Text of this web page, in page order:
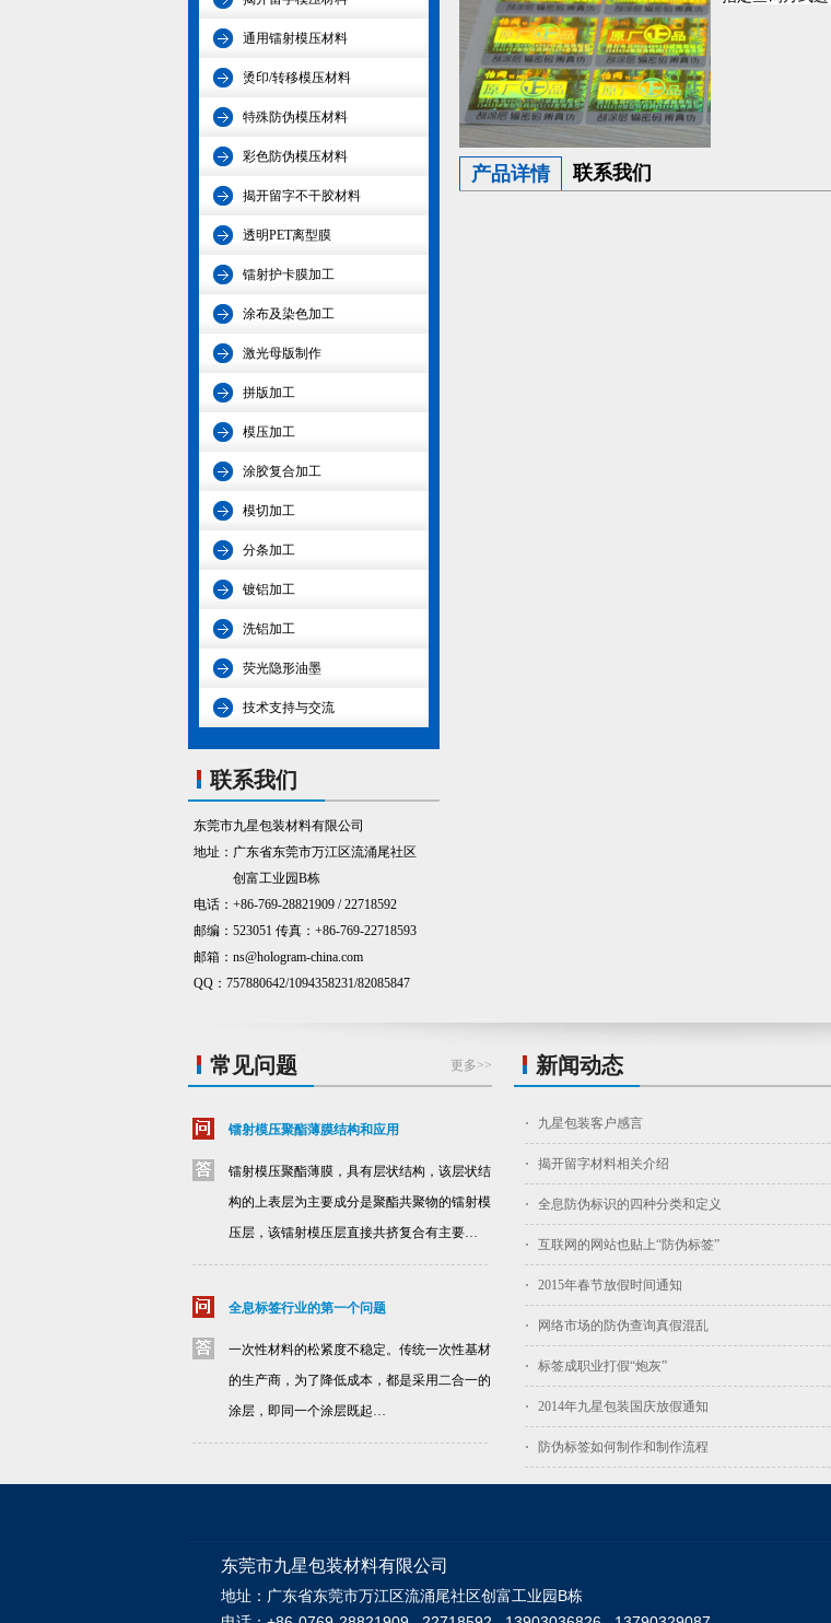
通用镭射模压材料
烫印/转移模压材料
特殊防伪模压材料
彩色防伪模压材料
揭开留字不干胶材料
透明PET离型膜
镭射护卡膜加工
涂布及染色加工
激光母版制作
拼版加工
模压加工
涂胶复合加工
模切加工
分条加工
镀铝加工
洗铝加工
荧光隐形油墨
技术支持与交流
联系我们
东莞市九星包装材料有限公司
地址：广东省东莞市万江区流涌尾社区
创富工业园B栋
电话：+86-769-28821909 / 22718592
邮编：523051 传真：+86-769-22718593
邮箱：ns@hologram-china.com
QQ：757880642/1094358231/82085847
产品详情 联系我们
常见问题 更多>>
镭射模压聚酯薄膜结构和应用
镭射模压聚酯薄膜，具有层状结构，该层状结
构的上表层为主要成分是聚酯共聚物的镭射模
压层，该镭射模压层直接共挤复合有主要…
全息标签行业的第一个问题
一次性材料的松紧度不稳定。传统一次性基材
的生产商，为了降低成本，都是采用二合一的
涂层，即同一个涂层既起…
新闻动态
九星包装客户感言
揭开留字材料相关介绍
全息防伪标识的四种分类和定义
互联网的网站也贴上“防伪标签”
2015年春节放假时间通知
网络市场的防伪查询真假混乱
标签成职业打假“炮灰”
2014年九星包装国庆放假通知
防伪标签如何制作和制作流程
东莞市九星包装材料有限公司
地址：广东省东莞市万江区流涌尾社区创富工业园B栋